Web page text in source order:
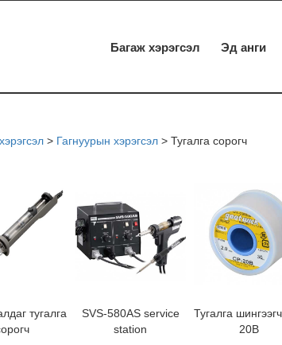
Багаж хэрэгсэл Эд анги
> Гагнуурын хэрэгсэл> Тугалга сорогч
тугалга
SVS-580AS service
station
Тугалга
20B